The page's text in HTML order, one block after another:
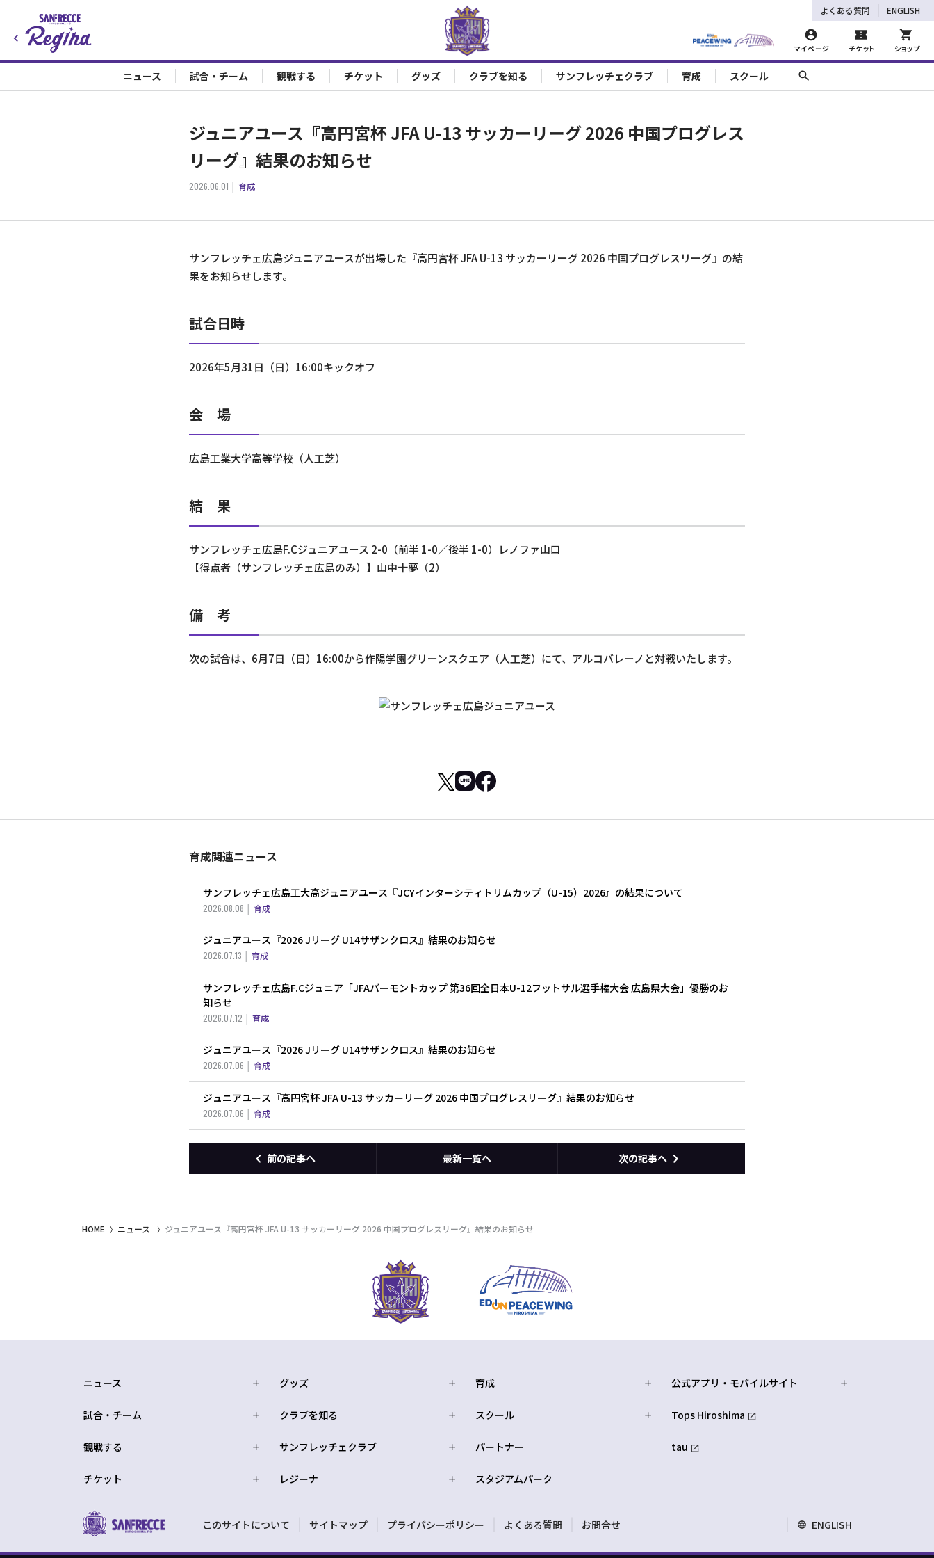
マイページ チケット ショップ
よくある質問 ENGLISH
ニュース 試合・チーム 観戦する チケット グッズ クラブを知る サンフレッチェクラブ 育成 スクール
ジュニアユース『高円宮杯 JFA U-13 サッカーリーグ 2026 中国プログレス
リーグ』結果のお知らせ
2026.06.01 育成
サンフレッチェ広島ジュニアユースが出場した『高円宮杯 JFA U-13 サッカーリーグ 2026 中国プログレスリーグ』の結
果をお知らせします。
試合日時
2026年5月31日（日）16:00キックオフ
会 場
広島工業大学高等学校（人工芝）
結 果
サンフレッチェ広島F.Cジュニアユース 2-0（前半 1-0／後半 1-0）レノファ山口
【得点者（サンフレッチェ広島のみ）】山中十夢（2）
備 考
次の試合は、6月7日（日）16:00から作陽学園グリーンスクエア（人工芝）にて、アルコバレーノと対戦いたします。
育成関連ニュース
サンフレッチェ広島工大高ジュニアユース『JCYインターシティトリムカップ（U-15）2026』の結果について
2026.08.08 育成
ジュニアユース『2026 Jリーグ U14サザンクロス』結果のお知らせ
2026.07.13 育成
サンフレッチェ広島F.Cジュニア「JFAバーモントカップ 第36回全日本U-12フットサル選手権大会 広島県大会」優勝のお
知らせ
2026.07.12 育成
ジュニアユース『2026 Jリーグ U14サザンクロス』結果のお知らせ
2026.07.06 育成
ジュニアユース『高円宮杯 JFA U-13 サッカーリーグ 2026 中国プログレスリーグ』結果のお知らせ
2026.07.06 育成
前の記事へ 最新一覧へ 次の記事へ
HOME ニュース ジュニアユース『高円宮杯 JFA U-13 サッカーリーグ 2026 中国プログレスリーグ』結果のお知らせ
ニュース
試合・チーム
観戦する
チケット
グッズ
クラブを知る
サンフレッチェクラブ
レジーナ
育成
スクール
パートナー
スタジアムパーク
公式アプリ・モバイルサイト
Tops Hiroshima
tau
このサイトについて サイトマップ プライバシーポリシー よくある質問 お問合せ ENGLISH